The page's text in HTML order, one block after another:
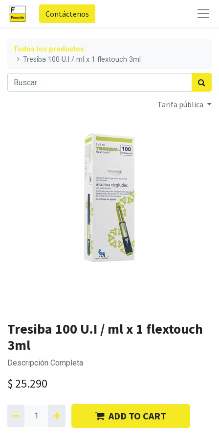
Contáctenos
Todos los productos
Tresiba 100 U.I / ml x 1 flextouch 3ml
Tarifa pública
Tresiba 100 U.I / ml x 1 flextouch
3ml
Descripción Completa
$ 25.290
ADD TO CART